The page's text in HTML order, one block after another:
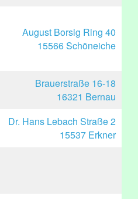
August Borsig Ring 40
15566 Schöneiche
Brauerstraße 16-18
16321 Bernau
Dr. Hans Lebach Straße 2
15537 Erkner